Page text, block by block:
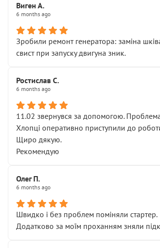
Виген А.
6 months ago
Зробили ремонт генератора: заміна
свист при запуску двигуна зник.
Ростислав С.
6 months ago
11.02 звернувся за допомогою.
Хлопці оперативно приступили до
Щиро дякую.
Рекомендую
Олег П.
6 months ago
Швидко і без проблем поміняли стартер.
Додатково за моїм проханням зняли